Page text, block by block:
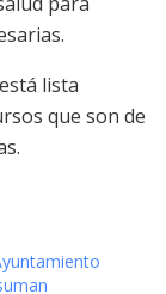
lista
que son de